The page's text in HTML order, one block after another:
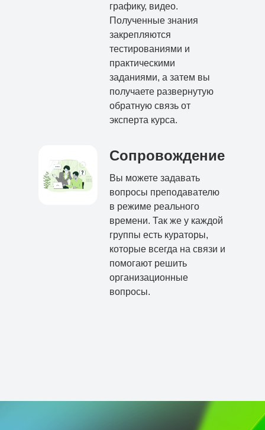
графику, видео.
Полученные знания
закрепляются
тестированиями и
практическими
заданиями, а затем вы
получаете развернутую
обратную связь от
эксперта курса.
Сопровождение
Вы можете задавать
вопросы преподавателю
в режиме реального
времени. Так же у каждой
группы есть кураторы,
которые всегда на связи и
помогают решить
организационные
вопросы.